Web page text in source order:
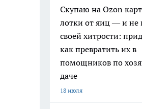
Скупаю на Ozon
лотки от яиц — и не
своей хитрости:
как превратить их в
помощников по
даче
18 июля